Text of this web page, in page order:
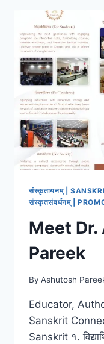
संस्कृतायनम् |
संस्कृतसंवर्धनम् |
Meet
Pareek
By Ashutosh
Educator,
Sanskrit
Sanskrit १.